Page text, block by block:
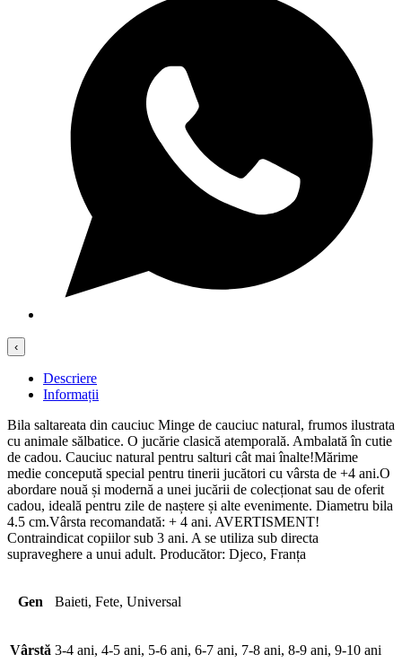
‹
Descriere
Informații
Bila saltareata din cauciuc Minge de cauciuc natural, frumos ilustrata
cu animale sălbatice. O jucărie clasică atemporală. Ambalată în cutie
de cadou. Cauciuc natural pentru salturi cât mai înalte!Mărime
medie concepută special pentru tinerii jucători cu vârsta de +4 ani.O
abordare nouă și modernă a unei jucării de colecționat sau de oferit
cadou, ideală pentru zile de naștere și alte evenimente. Diametru bila
4.5 cm.Vârsta recomandată: + 4 ani. AVERTISMENT!
Contraindicat copiilor sub 3 ani. A se utiliza sub directa
supraveghere a unui adult. Producător: Djeco, Franța
Gen Baieti, Fete, Universal
Vârstă 3-4 ani, 4-5 ani, 5-6 ani, 6-7 ani, 7-8 ani, 8-9 ani, 9-10 ani